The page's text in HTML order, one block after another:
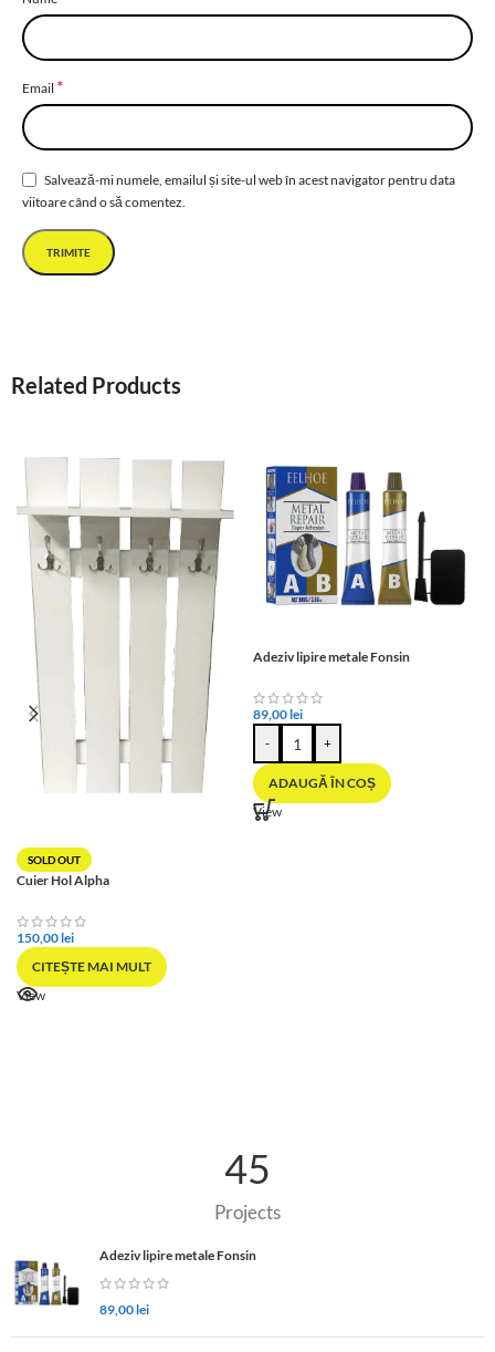
Email *
Salvează-mi numele, emailul și site-ul web în acest navigator pentru data
viitoare când o să comentez.
Related Products
SOLD OUT
Cuier Hol Alpha
150,00lei
CITEȘTE MAI MULT
View
Adeziv lipire metale Fonsin
89,00lei
-
+
ADAUGĂ ÎN COȘ
View
45
Projects
Adeziv lipire metale Fonsin
89,00lei